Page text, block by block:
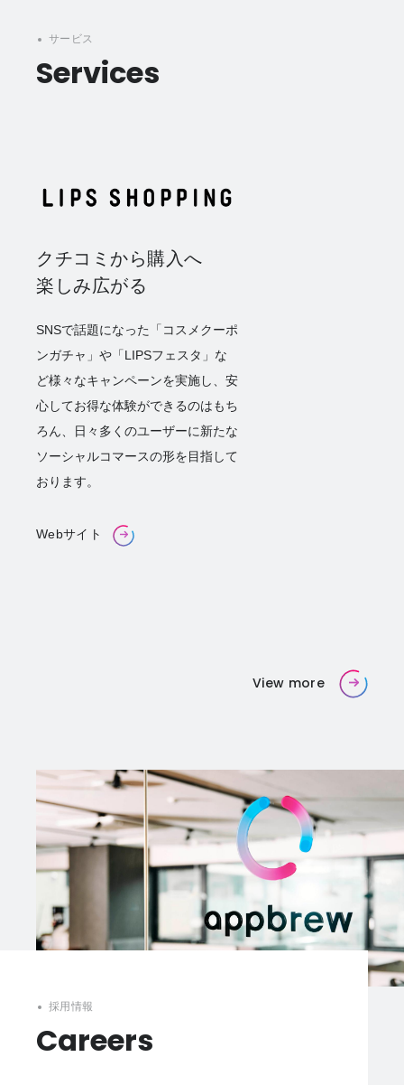
サービス
Services
View more
クチコミから購入へ
楽しみ広がる
SNSで話題になった「コスメクーポ
ンガチャ」や「LIPSフェスタ」な
ど様々なキャンペーンを実施し、安
心してお得な体験ができるのはもち
ろん、日々多くのユーザーに新たな
ソーシャルコマースの形を目指して
おります。
Webサイト
採用情報
Careers